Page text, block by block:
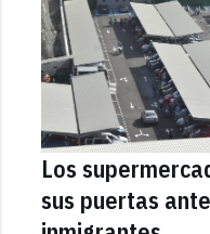
Los
sus puertas